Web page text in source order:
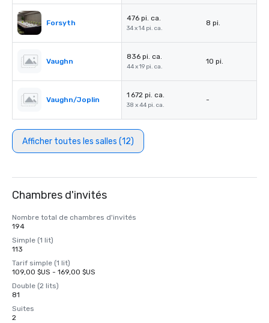
Forsyth
476 pi. ca.
34 x 14 pi. ca.
8 pi.
Vaughn
836 pi. ca.
44 x 19 pi. ca.
10 pi.
Vaughn/Joplin
1 672 pi. ca.
38 x 44 pi. ca.
-
Afficher toutes les salles (12)
Chambres d'invités
Nombre total de chambres d'invités
194
Simple (1 lit)
113
Tarif simple (1 lit)
109,00 $US - 169,00 $US
Double (2 lits)
81
Suites
2